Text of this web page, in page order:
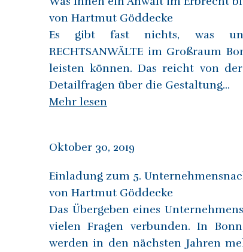
von Hartmut Göddecke
Es gibt fast nichts, was
RECHTSANWÄLTE im Großraum
leisten können. Das reicht von
Detailfragen über die Gestaltung...
Mehr lesen
Oktober 30, 2019
Einladung zum 5.
von Hartmut Göddecke
Das Übergeben eines
vielen Fragen verbunden. In
werden in den nächsten Jahren